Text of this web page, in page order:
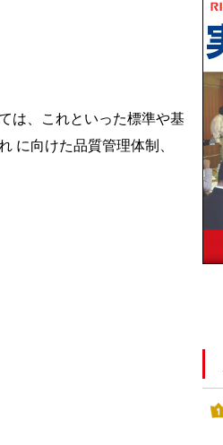
は、これといった標準や基
に向けた品質管理体制、